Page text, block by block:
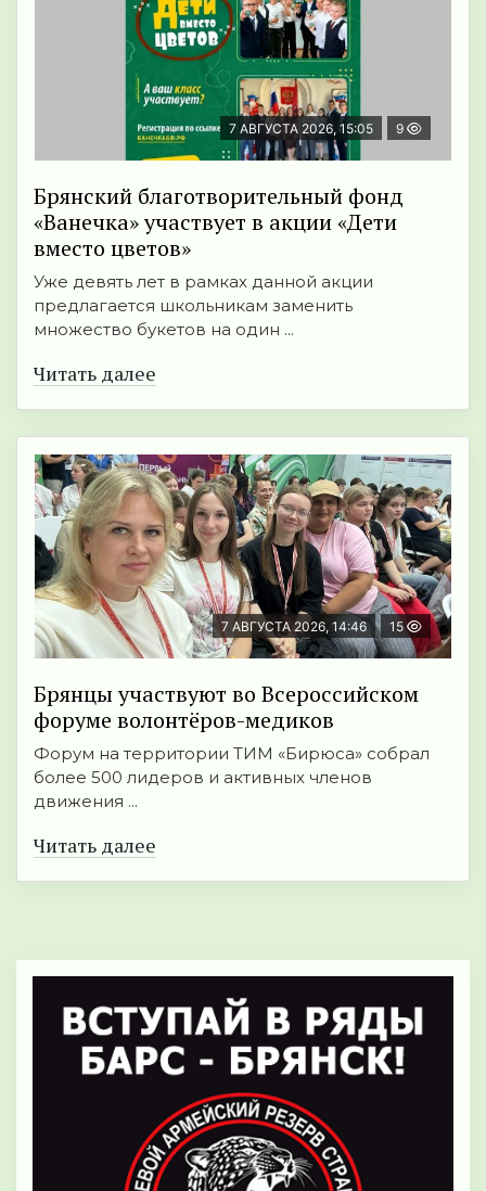
7 АВГУСТА 2026, 15:05 9
Брянский благотворительный фонд
«Ванечка» участвует в акции «Дети
вместо цветов»
Уже девять лет в рамках данной акции
предлагается школьникам заменить
множество букетов на один ...
Читать далее
7 АВГУСТА 2026, 14:46 15
Брянцы участвуют во Всероссийском
форуме волонтёров-медиков
Форум на территории ТИМ «Бирюса» собрал
более 500 лидеров и активных членов
движения ...
Читать далее